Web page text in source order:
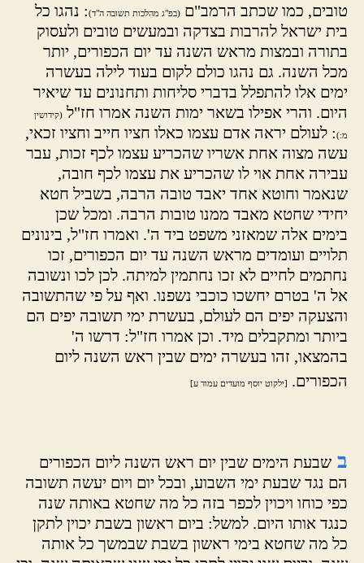
טובים, כמו שכתב הרמב"ם (בפ"ג מהלכות תשובה ה"ד): נהגו כל
בית ישראל להרבות בצדקה ובמעשים טובים ולעסוק
בתורה ובמצות מראש השנה עד יום הכפורים, יותר
מכל השנה. גם נהגו כולם לקום בעוד לילה בעשרה
ימים אלו להתפלל בדברי סליחות ותחנונים עד שיאיר
היום. והרי אפילו בשאר ימות השנה אמרו חז"ל (קידושין
מ:): לעולם יראה אדם עצמו כאלו חציו חייב וחציו זכאי,
עשה מצוה אחת אשריו שהכריע עצמו לכף זכות, עבר
עבירה אחת אוי לו שהכריע את עצמו לכף חובה,
שנאמר וחוטא אחד יאבד טובה הרבה, בשביל חטא
יחידי שחטא מאבד ממנו טובות הרבה. ומכל שכן
בימים אלה שמאזני משפט ביד ה'. ואמרו חז"ל, בינונים
תלויים ועומדים מראש השנה עד יום הכפורים, זכו
נחתמים לחיים לא זכו נחתמין למיתה. לכן לכו ונשובה
אל ה' בטרם יחשכו כוכבי נשפנו. ואף על פי שהתשובה
והצעקה יפים הם לעולם, בעשרת ימי תשובה יפים הם
ביותר ומתקבלים מיד. וכן אמרו חז"ל: דרשו ה'
בהמצאו, זהו בעשרה ימים שבין ראש השנה ליום
הכפורים. [ילקוט יוסף מועדים עמוד ע]
ב שבעת הימים שבין יום ראש השנה ליום הכפורים
הם נגד שבעת ימי השבוע, ובכל יום ויום יעשה תשובה
כפי כוחו ויכוין לכפר בזה כל מה שחטא באותה שנה
כנגד אותו היום. למשל: ביום ראשון בשבת יכוין לתקן
כל מה שחטא בימי ראשון בשבת שבמשך כל אותה